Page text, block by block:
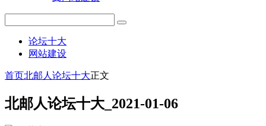
论坛十大
网站建设
首页北邮人论坛十大正文
北邮人论坛十大_2021-01-06